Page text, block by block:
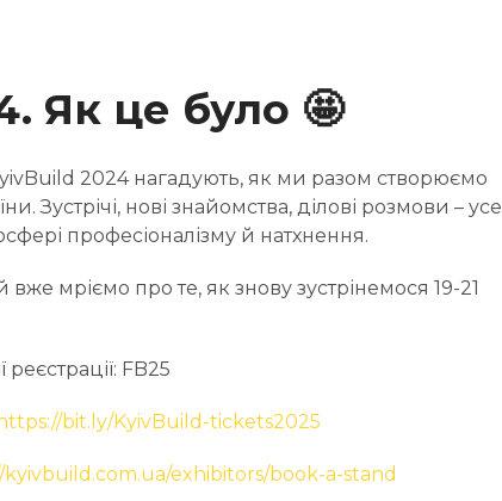
Як це було 🤩
2024 нагадують, як ми разом створюємо
Зустрічі, нові знайомства, ділові розмови – усе
професіоналізму й натхнення.
мріємо про те, як знову зустрінемося 19-21
FB25
https://bit.ly/KyivBuild-tickets2025
kyivbuild.com.ua/exhibitors/book-a-stand